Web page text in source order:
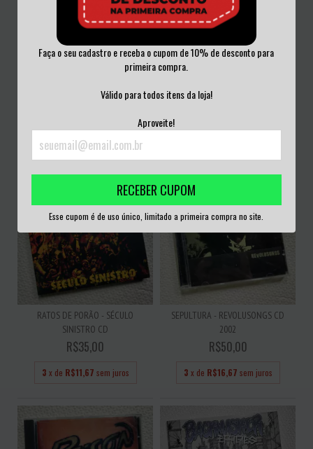
Faça o seu cadastro e receba o cupom de 10% de desconto para
primeira compra.
Válido para todos itens da loja!
Aproveite!
RECEBER CUPOM
Esse cupom é de uso único, limitado a primeira compra no site.
CD+ DVD
R$35,00
RATOS DE PORÃO - SÉCULO
SINISTRO CD
R$35,00
3 x de R$11,67 sem juros
SEPULTURA - REVOLUSONGS CD
2002
R$50,00
3 x de R$16,67 sem juros